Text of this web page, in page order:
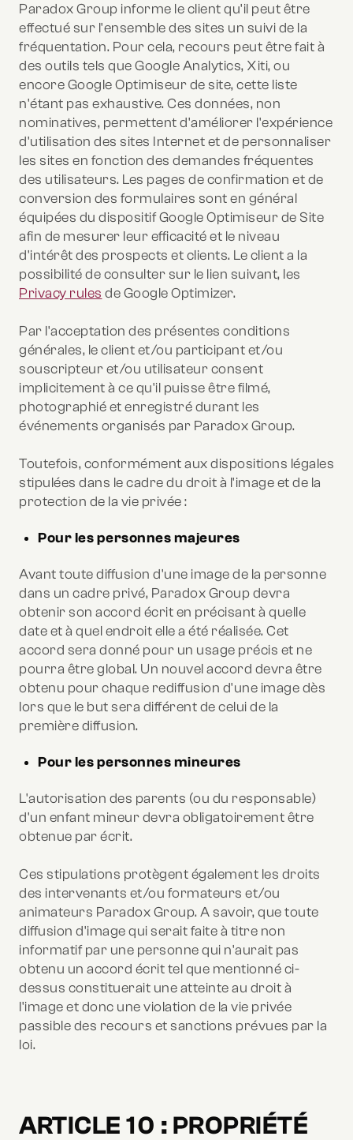
Paradox Group informe le client qu'il peut être
effectué sur l'ensemble des sites un suivi de la
fréquentation. Pour cela, recours peut être fait à
des outils tels que Google Analytics, Xiti, ou
encore Google Optimiseur de site, cette liste
n'étant pas exhaustive. Ces données, non
nominatives, permettent d'améliorer l'expérience
d'utilisation des sites Internet et de personnaliser
les sites en fonction des demandes fréquentes
des utilisateurs. Les pages de confirmation et de
conversion des formulaires sont en général
équipées du dispositif Google Optimiseur de Site
afin de mesurer leur efficacité et le niveau
d'intérêt des prospects et clients. Le client a la
possibilité de consulter sur le lien suivant, les
Privacy rules de Google Optimizer.
Par l'acceptation des présentes conditions
générales, le client et/ou participant et/ou
souscripteur et/ou utilisateur consent
implicitement à ce qu'il puisse être filmé,
photographié et enregistré durant les
événements organisés par Paradox Group.
Toutefois, conformément aux dispositions légales
stipulées dans le cadre du droit à l'image et de la
protection de la vie privée :
Pour les personnes majeures
Avant toute diffusion d'une image de la personne
dans un cadre privé, Paradox Group devra
obtenir son accord écrit en précisant à quelle
date et à quel endroit elle a été réalisée. Cet
accord sera donné pour un usage précis et ne
pourra être global. Un nouvel accord devra être
obtenu pour chaque rediffusion d'une image dès
lors que le but sera différent de celui de la
première diffusion.
Pour les personnes mineures
L'autorisation des parents (ou du responsable)
d'un enfant mineur devra obligatoirement être
obtenue par écrit.
Ces stipulations protègent également les droits
des intervenants et/ou formateurs et/ou
animateurs Paradox Group. A savoir, que toute
diffusion d'image qui serait faite à titre non
informatif par une personne qui n'aurait pas
obtenu un accord écrit tel que mentionné ci-
dessus constituerait une atteinte au droit à
l'image et donc une violation de la vie privée
passible des recours et sanctions prévues par la
loi.
ARTICLE 10 : PROPRIÉTÉ